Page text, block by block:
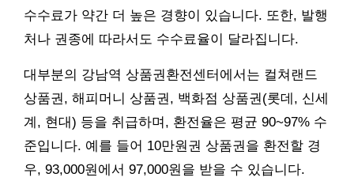
수수료가 약간 더 높은 경향이 있습니다. 또한, 발행
처나 권종에 따라서도 수수료율이 달라집니다.
대부분의 강남역 상품권환전센터에서는 컬쳐랜드
상품권, 해피머니 상품권, 백화점 상품권(롯데, 신세
계, 현대) 등을 취급하며, 환전율은 평균 90~97% 수
준입니다. 예를 들어 10만원권 상품권을 환전할 경
우, 93,000원에서 97,000원을 받을 수 있습니다.